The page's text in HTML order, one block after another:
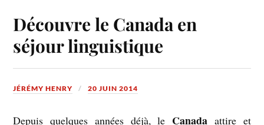
Découvre le Canada en
séjour linguistique
JÉRÉMY HENRY 20 JUIN 2014
Depuis quelques années déjà, le Canada attire et